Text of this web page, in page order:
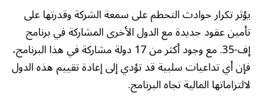
يؤثر تكرار حوادث التحطم على سمعة الشركة وقدرتها على
تأمين عقود جديدة مع الدول الأخرى المشاركة في برنامج
إف-35. مع وجود أكثر من 17 دولة مشاركة في هذا البرنامج،
فإن أي تداعيات سلبية قد تؤدي إلى إعادة تقييم هذه الدول
لالتزاماتها المالية تجاه البرنامج.